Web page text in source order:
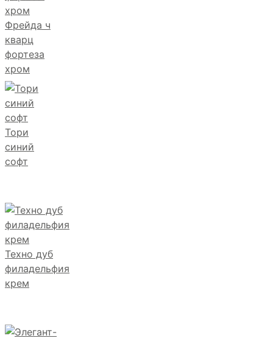
Фрейда ч
кварц
фортеза
хром
Тори
синий
софт
Техно дуб
филадельфия
крем